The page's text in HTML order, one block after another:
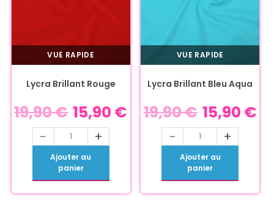
VUE RAPIDE
Lycra Brillant Rouge
19,90€ 15,90 €
- +
Ajouter au
panier
VUE RAPIDE
Lycra Brillant Bleu Aqua
19,90€ 15,90 €
- +
Ajouter au
panier